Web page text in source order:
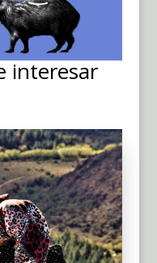
interesar